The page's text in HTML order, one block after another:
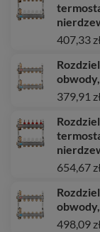
407,33
379,91
654,67
498,09